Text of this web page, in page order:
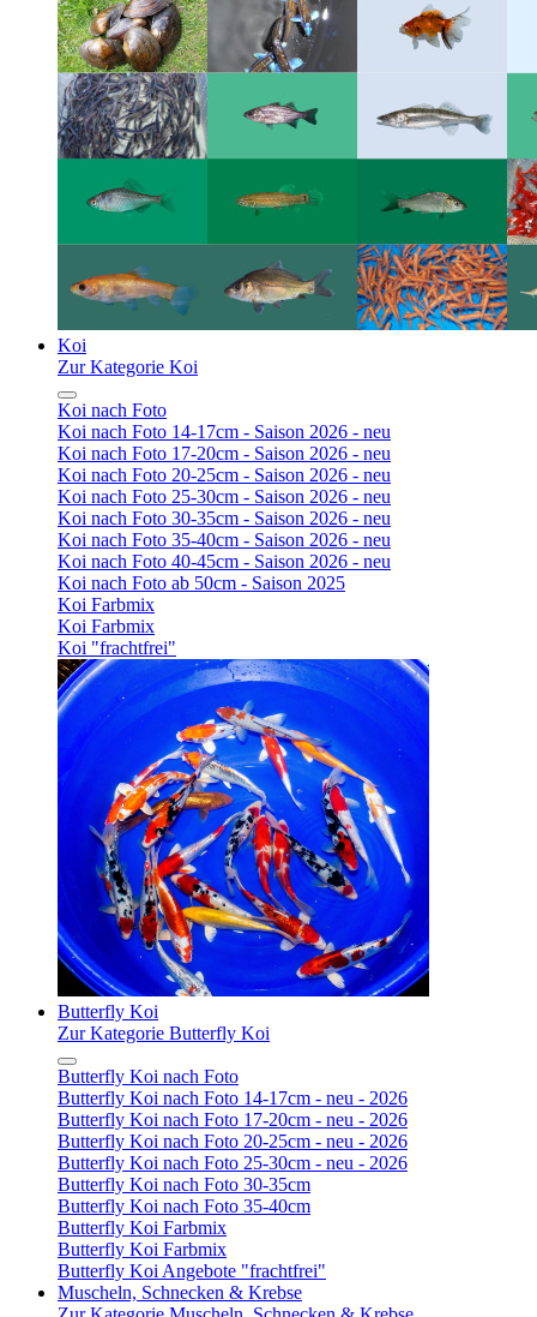
Koi
Zur Kategorie Koi
Koi nach Foto
Koi nach Foto 14-17cm - Saison 2026 - neu
Koi nach Foto 17-20cm - Saison 2026 - neu
Koi nach Foto 20-25cm - Saison 2026 - neu
Koi nach Foto 25-30cm - Saison 2026 - neu
Koi nach Foto 30-35cm - Saison 2026 - neu
Koi nach Foto 35-40cm - Saison 2026 - neu
Koi nach Foto 40-45cm - Saison 2026 - neu
Koi nach Foto ab 50cm - Saison 2025
Koi Farbmix
Koi Farbmix
Koi "frachtfrei"
Butterfly Koi
Zur Kategorie Butterfly Koi
Butterfly Koi nach Foto
Butterfly Koi nach Foto 14-17cm - neu - 2026
Butterfly Koi nach Foto 17-20cm - neu - 2026
Butterfly Koi nach Foto 20-25cm - neu - 2026
Butterfly Koi nach Foto 25-30cm - neu - 2026
Butterfly Koi nach Foto 30-35cm
Butterfly Koi nach Foto 35-40cm
Butterfly Koi Farbmix
Butterfly Koi Farbmix
Butterfly Koi Angebote "frachtfrei"
Muscheln, Schnecken & Krebse